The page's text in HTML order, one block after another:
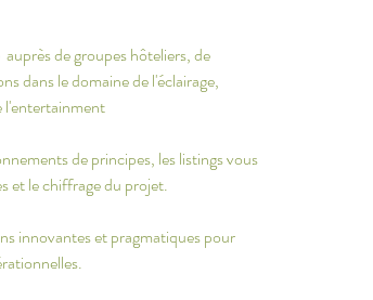
de groupes hôteliers, de
dans le domaine de l'éclairage,
l'entertainment
de principes, les listings vous
et le chiffrage du projet.
innovantes et pragmatiques pour